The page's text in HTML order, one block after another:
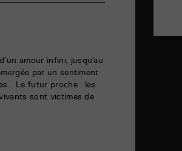
amour infini, jusqu’au
par un sentiment
Le futur proche : les
sont victimes de